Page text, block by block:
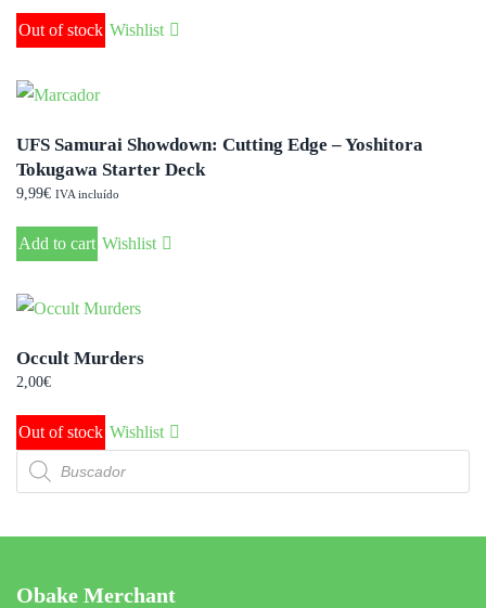
Out of stock Wishlist
UFS Samurai Showdown: Cutting Edge – Yoshitora
Tokugawa Starter Deck
9,99€ IVA incluído
Add to cart Wishlist
Occult Murders
2,00€
Out of stock Wishlist
Búsqueda
de
productos
Obake Merchant